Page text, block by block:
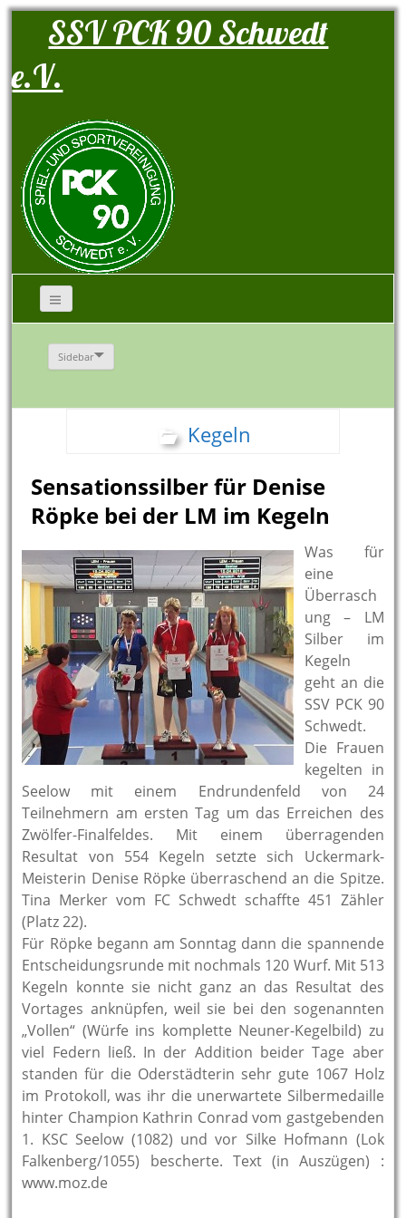
SSV PCK 90 Schwedt
e.V.
Sidebar
Kegeln
Sensationssilber für Denise
Röpke bei der LM im Kegeln
Was für
eine
Überrasch
ung – LM
Silber im
Kegeln
geht an die
SSV PCK 90
Schwedt.
Die Frauen
kegelten in
Seelow mit einem Endrundenfeld von 24
Teilnehmern am ersten Tag um das Erreichen des
Zwölfer-Finalfeldes. Mit einem überragenden
Resultat von 554 Kegeln setzte sich Uckermark-
Meisterin Denise Röpke überraschend an die Spitze.
Tina Merker vom FC Schwedt schaffte 451 Zähler
(Platz 22).
Für Röpke begann am Sonntag dann die spannende
Entscheidungsrunde mit nochmals 120 Wurf. Mit 513
Kegeln konnte sie nicht ganz an das Resultat des
Vortages anknüpfen, weil sie bei den sogenannten
„Vollen“ (Würfe ins komplette Neuner-Kegelbild) zu
viel Federn ließ. In der Addition beider Tage aber
standen für die Oderstädterin sehr gute 1067 Holz
im Protokoll, was ihr die unerwartete Silbermedaille
hinter Champion Kathrin Conrad vom gastgebenden
1. KSC Seelow (1082) und vor Silke Hofmann (Lok
Falkenberg/1055) bescherte. Text (in Auszügen) :
www.moz.de